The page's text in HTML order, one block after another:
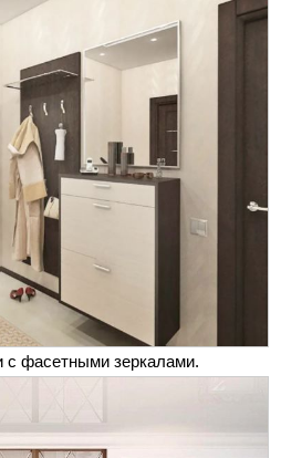
фасетными зеркалами.